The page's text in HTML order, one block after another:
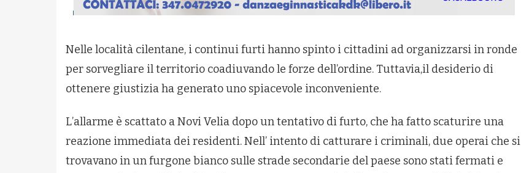
Nelle località cilentane, i continui furti hanno spinto i cittadini ad organizzarsi in ronde
per sorvegliare il territorio coadiuvando le forze dell’ordine. Tuttavia,il desiderio di
ottenere giustizia ha generato uno spiacevole inconveniente.
L’allarme è scattato a Novi Velia dopo un tentativo di furto, che ha fatto scaturire una
reazione immediata dei residenti. Nell’ intento di catturare i criminali, due operai che si
trovavano in un furgone bianco sulle strade secondarie del paese sono stati fermati e